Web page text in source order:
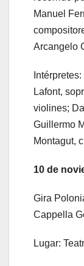
Manuel
Arcangelo
Lafont,
violines;
Guillermo
Montagut,
10 de
Gira
Cappella
Lugar: